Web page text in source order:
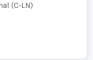
(C-LN)